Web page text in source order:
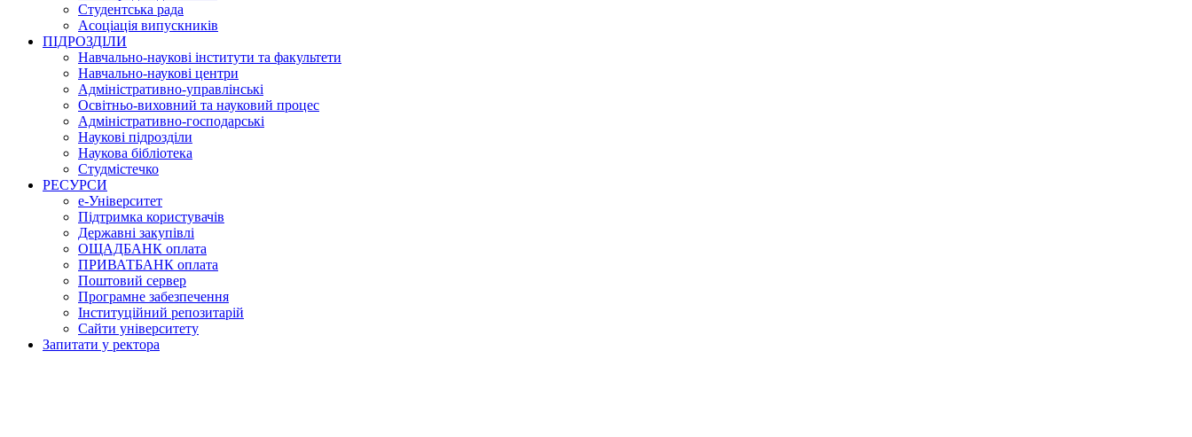
Студентська рада
Асоціація випускників
ПІДРОЗДІЛИ
Навчально-наукові інститути та факультети
Навчально-наукові центри
Адміністративно-управлінські
Освітньо-виховний та науковий процес
Адміністративно-господарські
Наукові підрозділи
Наукова бібліотека
Студмістечко
РЕСУРСИ
е-Університет
Підтримка користувачів
Державні закупівлі
ОЩАДБАНК оплата
ПРИВАТБАНК оплата
Поштовий сервер
Програмне забезпечення
Інституційний репозитарій
Сайти університету
Запитати у ректора